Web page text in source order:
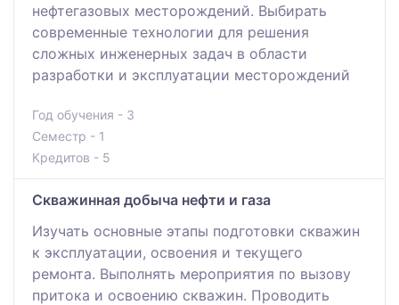
нефтегазовых месторождений. Выбирать
современные технологии для решения
сложных инженерных задач в области
разработки и эксплуатации месторождений
Год обучения - 3
Семестр - 1
Кредитов - 5
Скважинная добыча нефти и газа
Изучать основные этапы подготовки скважин
к эксплуатации, освоения и текущего
ремонта. Выполнять мероприятия по вызову
притока и освоению скважин. Проводить